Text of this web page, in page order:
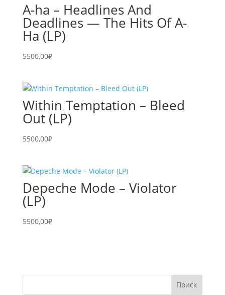
A-ha – Headlines And
Deadlines — The Hits Of A-
Ha (LP)
5500,00₽
Within Temptation – Bleed
Out (LP)
5500,00₽
Depeche Mode – Violator
(LP)
5500,00₽